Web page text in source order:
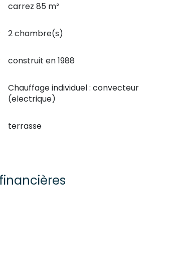
carrez 85 m²
2 chambre(s)
construit en 1988
Chauffage individuel : convecteur
(electrique)
terrasse